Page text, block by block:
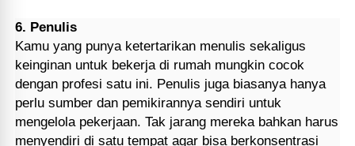
6. Penulis
Kamu yang punya ketertarikan menulis sekaligus
keinginan untuk bekerja di rumah mungkin cocok
dengan profesi satu ini. Penulis juga biasanya hanya
perlu sumber dan pemikirannya sendiri untuk
mengelola pekerjaan. Tak jarang mereka bahkan harus
menyendiri di satu tempat agar bisa berkonsentrasi